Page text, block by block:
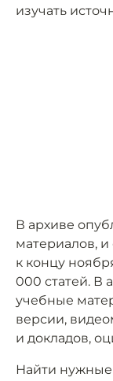
изучать
В архиве
материалов, и
к концу
000 статей. В
учебные
версии,
и докладов,
Найти